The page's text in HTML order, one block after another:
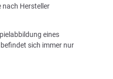
nach Hersteller
eines
sich immer nur